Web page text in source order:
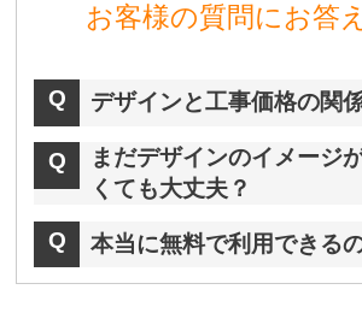
お客様の質問にお答
デザインと工事価格の関
まだデザインのイメージ
くても大丈夫？
本当に無料で利用できる